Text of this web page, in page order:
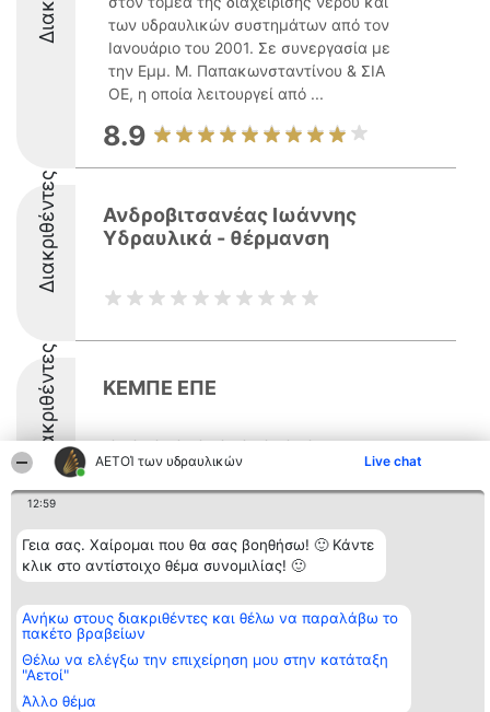
ΑΕΤΟΊ των υδραυλικών Live chat
12:59
Γεια σας. Χαίρομαι που θα σας βοηθήσω! 🙂 Κάντε
κλικ στο αντίστοιχο θέμα συνομιλίας! 🙂
Ανήκω στους διακριθέντες και θέλω να παραλάβω το
πακέτο βραβείων
Θέλω να ελέγξω την επιχείρηση μου στην κατάταξη
"Αετοί"
Άλλο θέμα
των υδραυλικών συστημάτων από τον
Ιανουάριο του 2001. Σε συνεργασία με
την Εμμ. Μ. Παπακωνσταντίνου & ΣΙΑ
ΟΕ, η οποία λειτουργεί από ...
8.9
Διακριθέντες
Ανδροβιτσανέας Ιωάννης
Υδραυλικά - θέρμανση
Διακριθέντες ΚΕΜΠΕ ΕΠΕ
Διοργανωτής της
κατάταξης
Μονοπρόσωπη ΙΚΕ
ΤΗΛ. ΕΠΙΚΟΙΝΩΝΙΑΣ:
2104128019
email:
aetoi@beautifulcompany.co
Κατάταξη
Διακριθέντες
των
διακριθέντων
Όροι &
προϋποθέσεις
Επικοινωνία